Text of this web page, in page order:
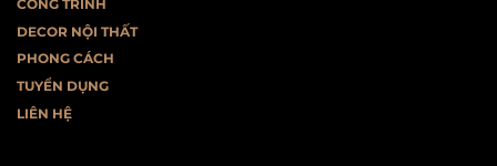
CÔNG TRÌNH
DECOR NỘI THẤT
PHONG CÁCH
TUYỂN DỤNG
LIÊN HỆ